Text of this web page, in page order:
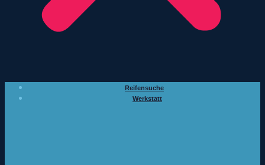
Reifensuche
Werkstatt